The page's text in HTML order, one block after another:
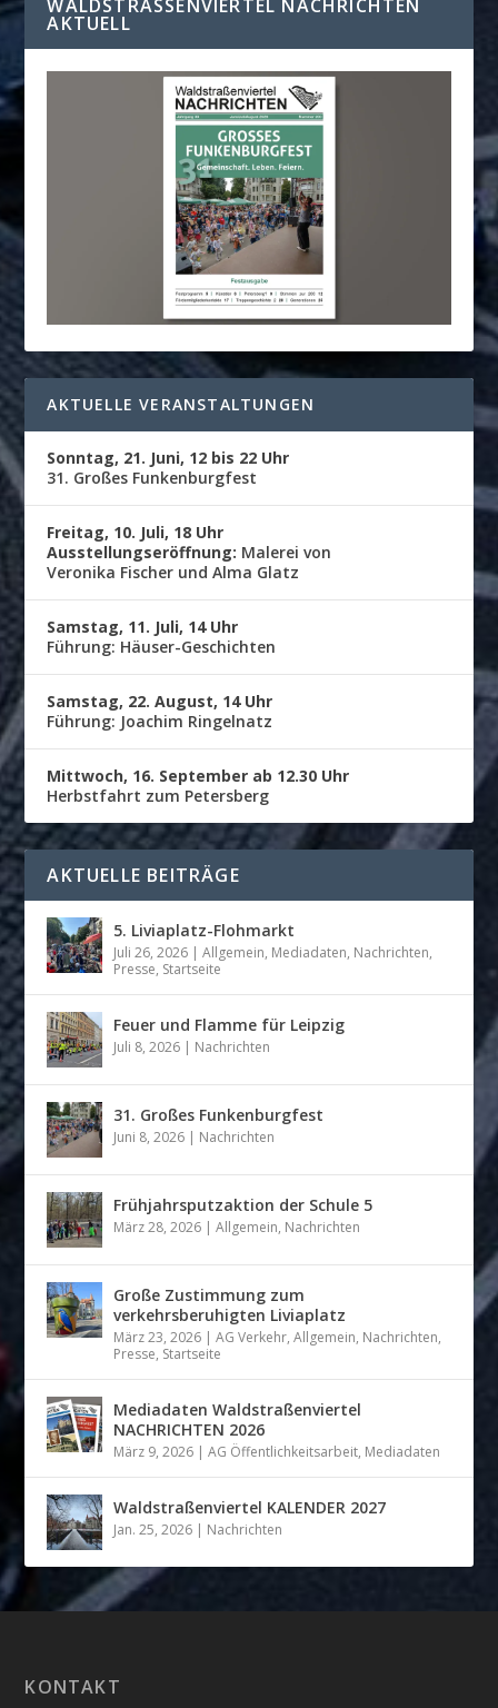
WALDSTRASSENVIERTEL NACHRICHTEN A
KTUELL
AKTUELLE VERANSTALTUNGEN
Sonntag, 21. Juni, 12 bis 22 Uhr
31. Großes Funkenburgfest
Freitag, 10. Juli, 18 Uhr
Ausstellungseröffnung: Malerei von
Veronika Fischer und Alma Glatz
Samstag, 11. Juli, 14 Uhr
Führung: Häuser-Geschichten
Samstag, 22. August, 14 Uhr
Führung: Joachim Ringelnatz
Mittwoch, 16. September ab 12.30 Uhr
Herbstfahrt zum Petersberg
AKTUELLE BEITRÄGE
5. Liviaplatz-Flohmarkt
Juli 26, 2026 |Allgemein, Mediadaten, Nachrichten,
Presse, Startseite
Feuer und Flamme für Leipzig
Juli 8, 2026 | Nachrichten
31. Großes Funkenburgfest
Juni 8, 2026 | Nachrichten
Frühjahrsputzaktion der Schule 5
März 28, 2026 |Allgemein, Nachrichten
Große Zustimmung zum
verkehrsberuhigten Liviaplatz
März 23, 2026 |AG Verkehr,Allgemein, Nachrichten,
Presse, Startseite
Mediadaten Waldstraßenviertel
NACHRICHTEN 2026
März 9, 2026 |AG Öffentlichkeitsarbeit, Mediadaten
Waldstraßenviertel KALENDER 2027
Jan. 25, 2026 | Nachrichten
KONTAKT